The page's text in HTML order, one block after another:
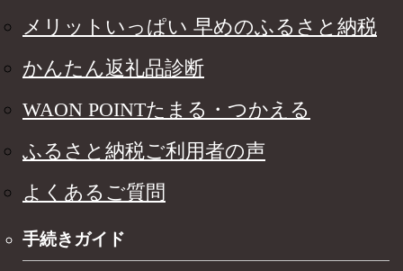
メリットいっぱい 早めのふるさと納税
かんたん返礼品診断
WAON POINTたまる・つかえる
ふるさと納税ご利用者の声
よくあるご質問
手続きガイド